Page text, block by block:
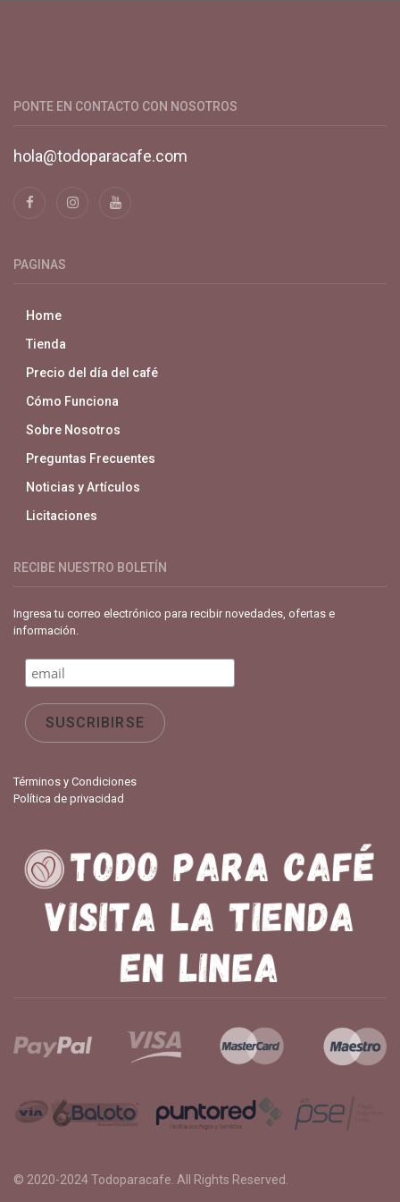
PONTE EN CONTACTO CON NOSOTROS
hola@todoparacafe.com
PAGINAS
Home
Tienda
Precio del día del café
Cómo Funciona
Sobre Nosotros
Preguntas Frecuentes
Noticias y Artículos
Licitaciones
RECIBE NUESTRO BOLETÍN
Ingresa tu correo electrónico para recibir novedades, ofertas e
información.
Términos y Condiciones
Política de privacidad
© 2020-2024Todoparacafe . All Rights Reserved.